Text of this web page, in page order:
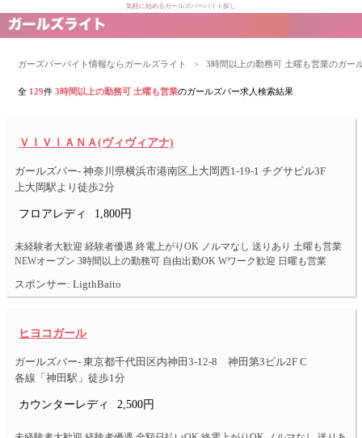
気軽に始めるガールズバーバイト探し
ガーズバーバイト情報ならガールズライト > 3時間以上の勤務可 土曜も営業のガー
全 129件3時間以上の勤務可 土曜も営業のガールズバー求人検索結果
ＶＩＶＩＡＮＡ(ヴィヴィアナ)
ガールズバー- 神奈川県横浜市港南区上大岡西1-19-1 チグサビル3F
上大岡駅より徒歩2分
フロアレディ 1,800円
未経験者大歓迎 経験者優遇 終電上がりOK ノルマなし 送りあり 土曜も営業
NEWオープン 3時間以上の勤務可 自由出勤OK Wワーク歓迎 日曜も営業
スポンサー: LigthBaito
ヒヨコガール
ガールズバー- 東京都千代田区内神田3-12-8 神田第3ビル2F C
各線「神田駅」徒歩1分
カウンターレディ 2,500円